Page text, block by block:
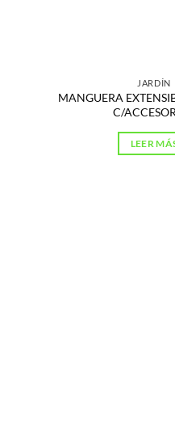
JARDÍN
MANGUERA
C/
LEER